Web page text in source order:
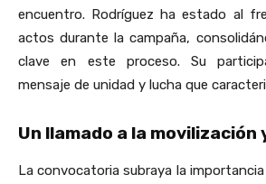
encuentro. Rodríguez ha estado al
actos durante la campaña,
clave en este proceso. Su
mensaje de unidad y lucha que
Un llamado a la movilización
La convocatoria subraya la